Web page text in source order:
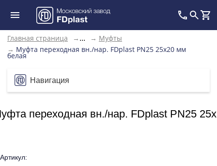
Главная страница → ... → Муфты
→ Муфта переходная вн./нар. FDplast PN25 25x20 мм
белая
Навигация
переходная вн./нар. FDplast PN25
Артикул: